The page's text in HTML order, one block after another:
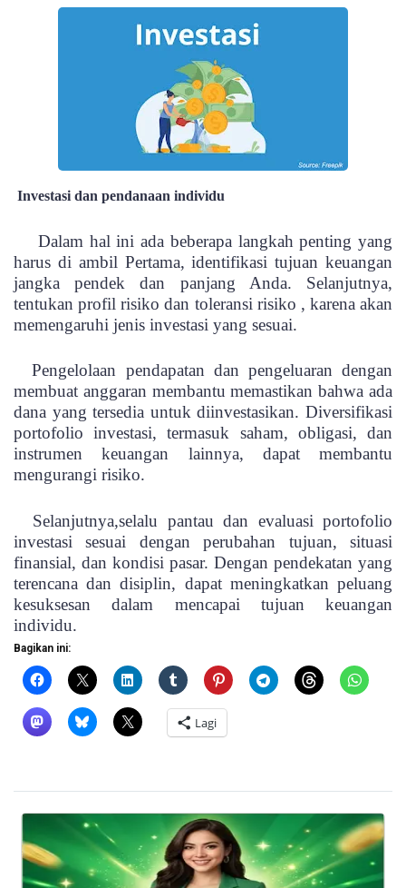
Investasi dan pendanaan individu
Dalam hal ini ada beberapa langkah penting yang
harus di ambil Pertama, identifikasi tujuan keuangan
jangka pendek dan panjang Anda. Selanjutnya,
tentukan profil risiko dan toleransi risiko , karena akan
memengaruhi jenis investasi yang sesuai.
Pengelolaan pendapatan dan pengeluaran dengan
membuat anggaran membantu memastikan bahwa ada
dana yang tersedia untuk diinvestasikan. Diversifikasi
portofolio investasi, termasuk saham, obligasi, dan
instrumen keuangan lainnya, dapat membantu
mengurangi risiko.
Selanjutnya,selalu pantau dan evaluasi portofolio
investasi sesuai dengan perubahan tujuan, situasi
finansial, dan kondisi pasar. Dengan pendekatan yang
terencana dan disiplin, dapat meningkatkan peluang
kesuksesan dalam mencapai tujuan keuangan
individu.
Bagikan ini:
Lagi